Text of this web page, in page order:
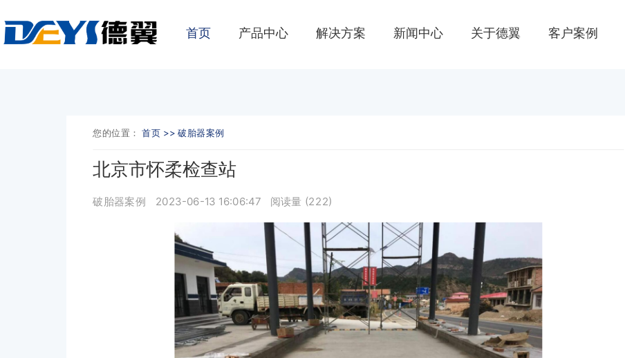
首页 产品中心 解决方案 新闻中心 关于德翼 客户案例
您的位置：首页 >>破胎器案例
北京市怀柔检查站
破胎器案例 2023-06-13 16:06:47 阅读量 (222)